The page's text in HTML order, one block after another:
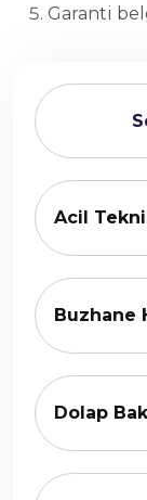
Acil
Buzhane
Dolap
Garanti